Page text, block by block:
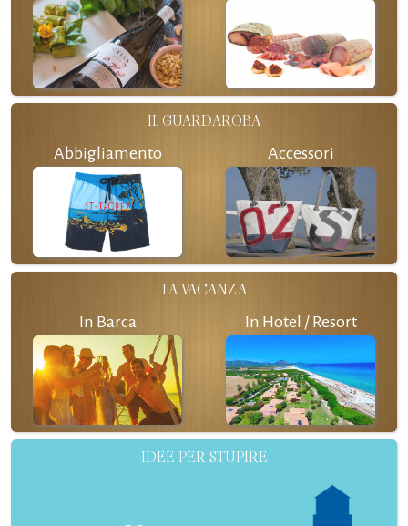
IL GUARDAROBA
Abbigliamento Accessori
LA VACANZA
In Barca In Hotel / Resort
IDEE PER STUPIRE